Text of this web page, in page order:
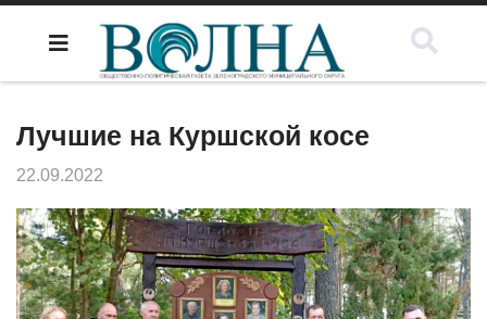
Лучшие на Куршской косе
22.09.2022